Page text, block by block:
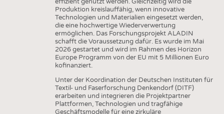
Produktion kreislauffähig, wenn innovative
Technologien und Materialien eingesetzt werden,
die eine hochwertige Wiederverwertung
ermöglichen. Das Forschungsprojekt ALADIN
schafft die Voraussetzung dafür. Es wurde im Mai
2026 gestartet und wird im Rahmen des Horizon
Europe Programm von der EU mit 5 Millionen Euro
kofinanziert.
Unter der Koordination der Deutschen Instituten für
Textil- und Faserforschung Denkendorf (DITF)
erarbeiten und integrieren die Projektpartner
Plattformen, Technologien und tragfähige
Geschäftsmodelle für eine zirkuläre